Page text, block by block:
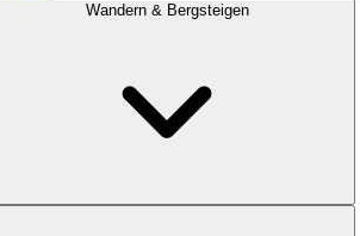
Wandern & Bergsteigen